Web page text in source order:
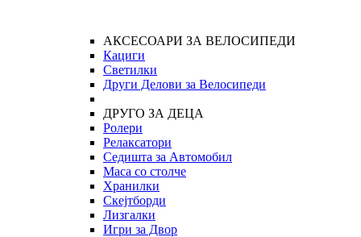
АКСЕСОАРИ ЗА ВЕЛОСИПЕДИ
Кациги
Светилки
Други Делови за Велосипеди
ДРУГО ЗА ДЕЦА
Ролери
Релаксатори
Седишта за Автомобил
Маса со столче
Хранилки
Скејтборди
Лизгалки
Игри за Двор